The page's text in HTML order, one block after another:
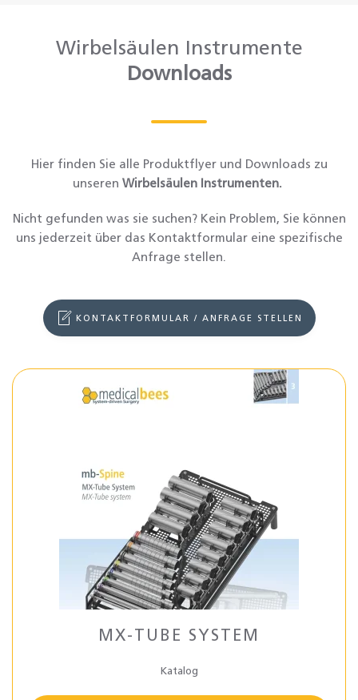
Wirbelsäulen Instrumente
Downloads
Hier finden Sie alle Produktflyer und Downloads zu
unseren Wirbelsäulen Instrumenten.
Nicht gefunden was sie suchen? Kein Problem, Sie können
uns jederzeit über das Kontaktformular eine spezifische
Anfrage stellen.
KONTAKTFORMULAR / ANFRAGE STELLEN
MX-TUBE SYSTEM
Katalog